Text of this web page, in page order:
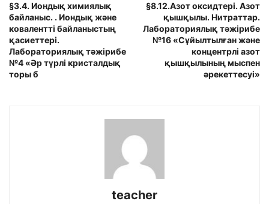
§3.4. Иондық химиялық
байланыс. . Иондық және
ковалентті байланыстың
қасиеттері.
Лабораториялық тәжірибе
№4 «Әр түрлі кристалдық
торы б
§8.12.Азот оксидтері. Азот
қышқылы. Нитраттар.
Лабораториялық тәжірибе
№16 «Сұйылтылған және
концентрлі азот
қышқылының мыспен
әрекеттесуі»
teacher